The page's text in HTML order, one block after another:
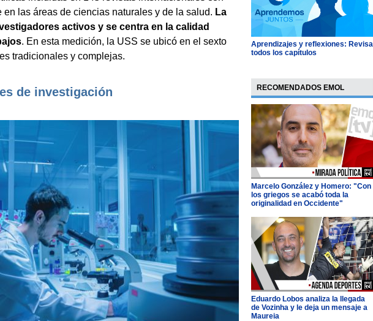
las áreas de ciencias naturales y de la salud. La
activos y se centra en la calidad
. En esta medición, la USS se ubicó en el sexto
tradicionales y complejas.
de investigación
Aprendizajes y reflexiones: Revisa
todos los capítulos
RECOMENDADOS EMOL
Marcelo González y Homero: "Con
los griegos se acabó toda la
originalidad en Occidente"
Eduardo Lobos analiza la llegada
de Vozinha y le deja un mensaje a
Maureia